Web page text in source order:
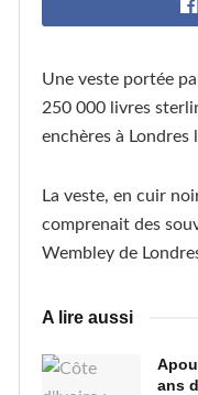
Une veste portée
250 000 livres
enchères à Londres
La veste, en cuir
comprenait des
Wembley de
A lire aussi
ans